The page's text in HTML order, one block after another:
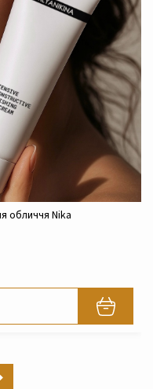
обличчя Nika